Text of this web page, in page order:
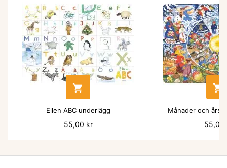

Ellen ABC underlägg
Pris
55,00 kr

Månader och
Pris
55,00